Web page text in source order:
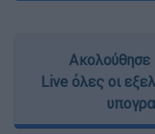
Ακολούθησε
Live όλες οι